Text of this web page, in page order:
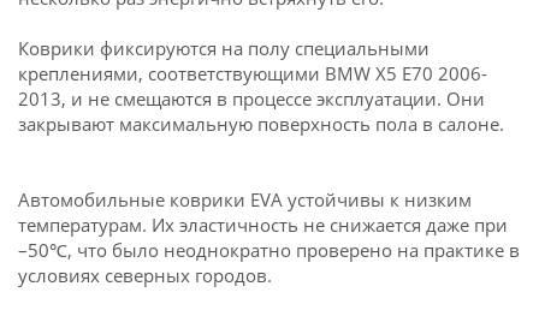
Коврики фиксируются на полу специальными
креплениями, соответствующими BMW X5 E70 2006-
2013, и не смещаются в процессе эксплуатации. Они
закрывают максимальную поверхность пола в салоне.
Автомобильные коврики EVA устойчивы к низким
температурам. Их эластичность не снижается даже при
–50℃, что было неоднократно проверено на практике в
условиях северных городов.